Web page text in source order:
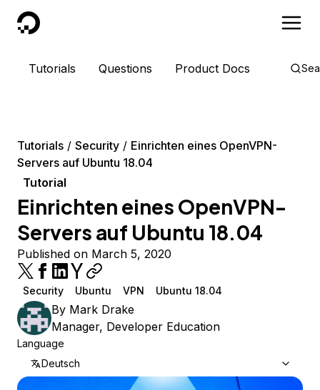
DigitalOcean
Tutorials Questions Product Docs
Tutorials Security
Einrichten eines OpenVPN-
Servers auf Ubuntu 18.04
Tutorial
Einrichten eines OpenVPN-
Servers auf Ubuntu 18.04
Published on March 5, 2020
Security Ubuntu VPN Ubuntu 18.04
By Mark Drake
Manager, Developer Education
Language
Deutsch